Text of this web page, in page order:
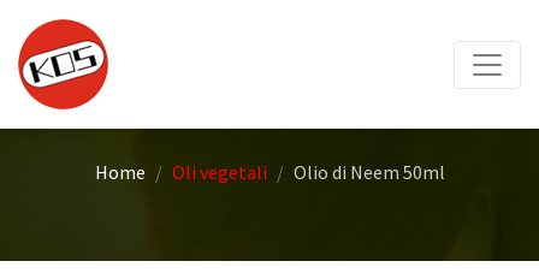
Home Oli vegetali Olio di Neem 50ml